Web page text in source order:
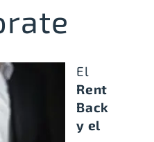
El
Rent
Back
y el